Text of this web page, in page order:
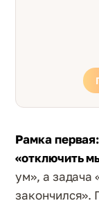
Рамка
«отключить
ум», а задача
закончился».